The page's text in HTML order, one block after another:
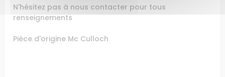
N'hésitez pas à nous contacter pour tous
renseignements
Pièce d'origine Mc Culloch